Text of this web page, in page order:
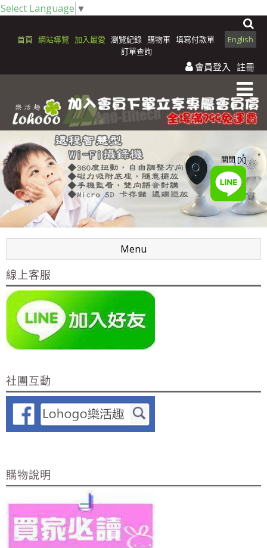
Select Language ▼
首頁 網站導覽 加入最愛 English
瀏覽紀錄 購物車 填寫付款單
訂單查詢
會員登入 註冊
Menu
線上客服
社團互動
購物說明
關閉 [X]